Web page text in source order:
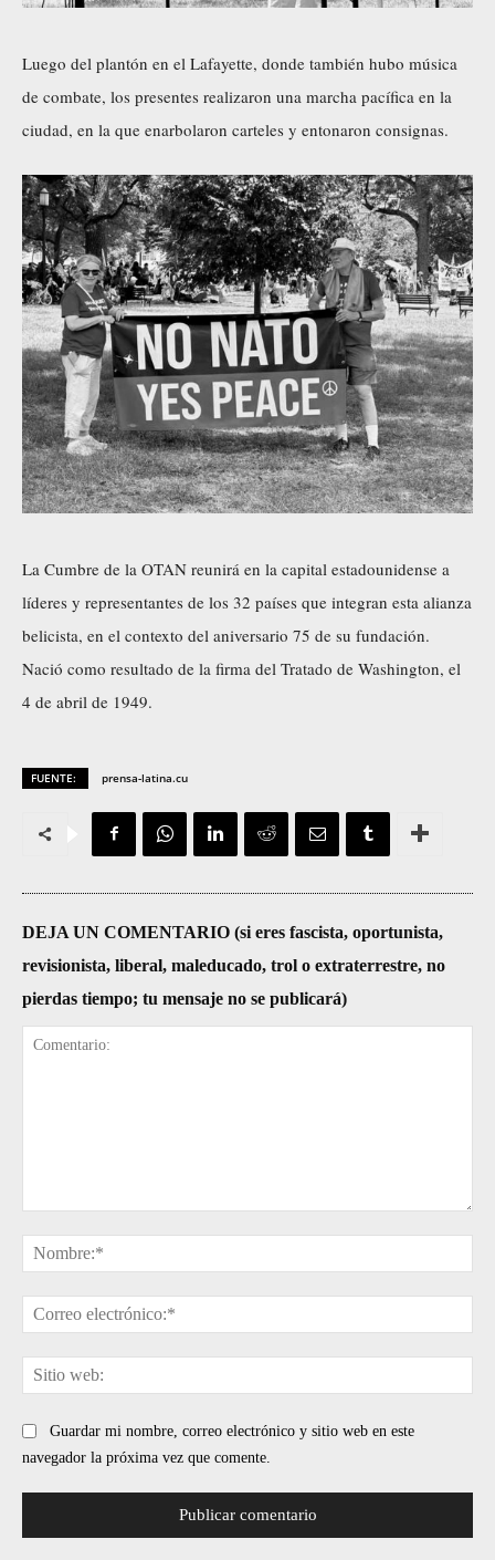
Luego del plantón en el Lafayette, donde también hubo música
de combate, los presentes realizaron una marcha pacífica en la
ciudad, en la que enarbolaron carteles y entonaron consignas.
La Cumbre de la OTAN reunirá en la capital estadounidense a
líderes y representantes de los 32 países que integran esta alianza
belicista, en el contexto del aniversario 75 de su fundación.
Nació como resultado de la firma del Tratado de Washington, el
4 de abril de 1949.
FUENTE: prensa-latina.cu
DEJA UN COMENTARIO (si eres fascista, oportunista,
revisionista, liberal, maleducado, trol o extraterrestre, no
pierdas tiempo; tu mensaje no se publicará)
Guardar mi nombre, correo electrónico y sitio web en este
navegador la próxima vez que comente.